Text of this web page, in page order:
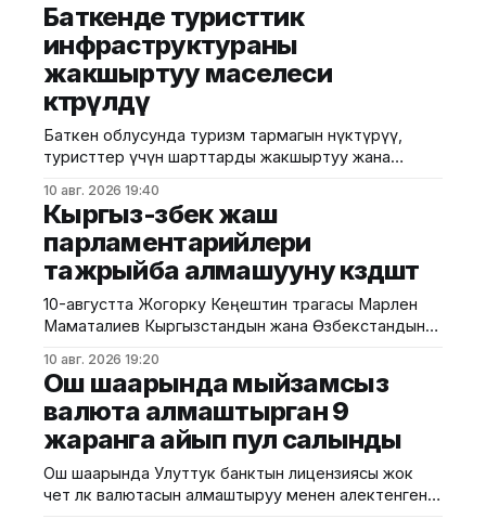
Баткенде туристтик
инфраструктураны
жакшыртуу маселеси
көтөрүлдү
Баткен облусунда туризм тармагын өнүктүрүү,
туристтер үчүн шарттарды жакшыртуу жана
талкууланды. Бул тууралуу президенттин Баткен
облусундагы өкүлчүлүгүнөн билдиришти.
Маалыматка ылайык, Туризмди өнүктүрүү боюнча
мамлекеттик агенттиктин директору Эдуард
Кубатов облус башчысынын орун басары Максатай
Мамытбекова менен жолугушуп, аймактагы
туризмдин негизги маселелери жана өнүктүрүү
10 авг. 2026 19:40
Кыргыз-өзбек жаш
парламентарийлери
тажрыйба алмашууну көздөшөт
10-августта Жогорку Кеңештин төрагасы Марлен
Маматалиев Кыргызстандын жана Өзбекстандын
"Жаштар – жалпы прогресске жана тынчтыкка
карай жолдо!" деген ураан алдында өткөн форумга
эки өлкөнүн депутаттары, жаштар, адистер жана
коомдук уюмдардын өкүлдөрү катышты. Марлен
Маматалиев кыргыз-өзбек мамилелеринин
тарыхый, маданий жана руханий жакындыгын
белгилеп,
10 авг. 2026 19:20
Ош шаарында мыйзамсыз
валюта алмаштырган 9
жаранга айып пул салынды
Ош шаарында Улуттук банктын лицензиясы жок
чет өлкө валютасын алмаштыруу менен алектенген 9